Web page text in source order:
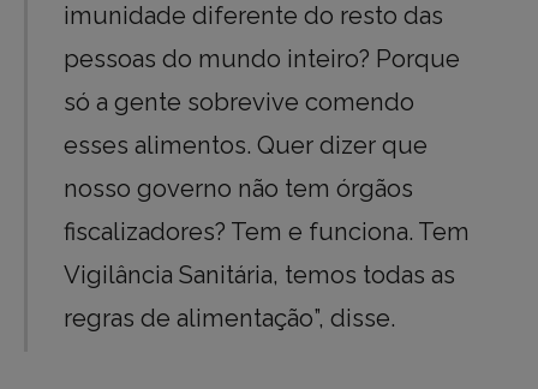
imunidade diferente do resto das
pessoas do mundo inteiro? Porque
só a gente sobrevive comendo
esses alimentos. Quer dizer que
nosso governo não tem órgãos
fiscalizadores? Tem e funciona. Tem
Vigilância Sanitária, temos todas as
regras de alimentação”, disse.